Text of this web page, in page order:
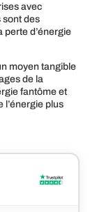
avec
sont des
perte d’énergie
moyen tangible
de la
fantôme et
l’énergie plus